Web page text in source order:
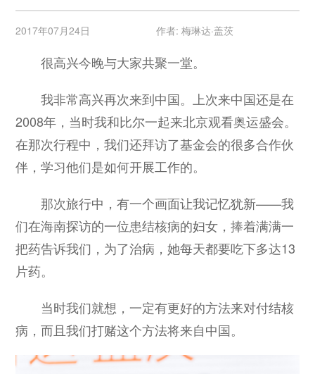
2017年07月24日 作者: 梅琳达·盖茨
很高兴今晚与大家共聚一堂。
我非常高兴再次来到中国。上次来中国还是在
2008年，当时我和比尔一起来北京观看奥运盛会。
在那次行程中，我们还拜访了基金会的很多合作伙
伴，学习他们是如何开展工作的。
那次旅行中，有一个画面让我记忆犹新——我
们在海南探访的一位患结核病的妇女，捧着满满一
把药告诉我们，为了治病，她每天都要吃下多达13
片药。
当时我们就想，一定有更好的方法来对付结核
病，而且我们打赌这个方法将来自中国。